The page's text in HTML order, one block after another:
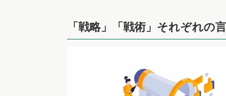
「戦略」「戦術」それぞれの